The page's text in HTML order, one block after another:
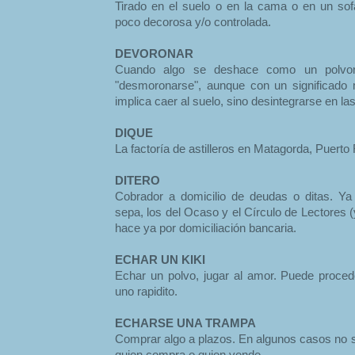
Tirado en el suelo o en la cama o en un
poco decorosa y/o controlada.
DEVORONAR
Cuando algo se deshace como un
"desmoronarse", aunque con un
implica caer al suelo, sino desintegrarse en
DIQUE
La factoría de astilleros en Matagorda, Puerto
DITERO
Cobrador a domicilio de deudas o ditas.
sepa, los del Ocaso y el Círculo de Lectores
hace ya por domiciliación bancaria.
ECHAR UN KIKI
Echar un polvo, jugar al amor. Puede
uno rapidito.
ECHARSE UNA TRAMPA
Comprar algo a plazos. En algunos casos no